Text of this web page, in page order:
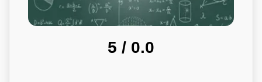
0.0
/ 5